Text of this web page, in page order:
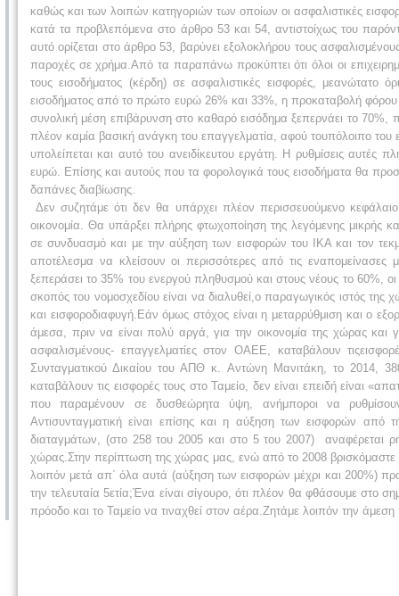
καθώς και των λοιπών κατηγοριών των οποίων οι ασφαλιστικές
κατά τα προβλεπόμενα στο άρθρο 53 και 54, αντιστοίχως του
αυτό ορίζεται στο άρθρο 53, βαρύνει εξολοκλήρου τους
παροχές σε χρήμα.Από τα παραπάνω προκύπτει ότι όλοι οι
τους εισοδήματος (κέρδη) σε ασφαλιστικές εισφορές,
εισοδήματος από το πρώτο ευρώ 26% και 33%, η προκαταβολή
συνολική μέση επιβάρυνση στο καθαρό εισόδημα ξεπερνάει το 70%,
πλέον καμία βασική ανάγκη του επαγγελματία, αφού τουπόλοιπο του
υπολείπεται και αυτό του ανειδίκευτου εργάτη. Η ρυθμίσεις
ευρώ. Επίσης και αυτούς που τα φορολογικά τους εισοδήματα θα
δαπάνες διαβίωσης.
Δεν συζητάμε ότι δεν θα υπάρχει πλέον περισσευούμενο
οικονομία. Θα υπάρξει πλήρης φτωχοποίηση της λεγόμενης μικρής
σε συνδυασμό και με την αύξηση των εισφορών του ΙΚΑ και τον
αποτέλεσμα να κλείσουν οι περισσότερες από τις
ξεπεράσει το 35% του ενεργού πληθυσμού και στους νέους το 60%,
σκοπός του νομοσχεδίου είναι να διαλυθεί,ο παραγωγικός ιστός της
και εισφοροδιαφυγή.Εάν όμως στόχος είναι η μεταρρύθμιση και ο
άμεσα, πριν να είναι πολύ αργά, για την οικονομία της χώρας
ασφαλισμένους- επαγγελματίες στον ΟΑΕΕ, καταβάλουν
Συνταγματικού Δικαίου του ΑΠΘ κ. Αντώνη Μανιτάκη, το 2014,
καταβάλουν τις εισφορές τους στο Ταμείο, δεν είναι επειδή είναι
που παραμένουν σε δυσθεώρητα ύψη, ανήμποροι να
Αντισυνταγματική είναι επίσης και η αύξηση των εισφορών
διαταγμάτων, (στο 258 του 2005 και στο 5 του 2007) αναφέρεται
χώρας.Στην περίπτωση της χώρας μας, ενώ από το 2008
λοιπόν μετά απ΄ όλα αυτά (αύξηση των εισφορών μέχρι και 200%)
την τελευταία 5ετία;Ένα είναι σίγουρο, ότι πλέον θα φθάσουμε στο
πρόοδο και το Ταμείο να τιναχθεί στον αέρα.Ζητάμε λοιπόν την